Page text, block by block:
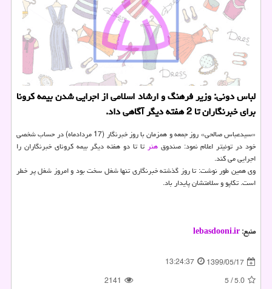
لباس دونی: وزیر فرهنگ و ارشاد اسلامی از اجرایی شدن بیمه كرونا
برای خبرنگاران تا 2 هفته دیگر آگاهی داد.
«سیدعباس صالحی» روز جمعه و همزمان با روز خبرنگار (17 مردادماه) در حساب شخصی
خود در توئیتر اعلام نمود: صندوقهنر تا تا دو هفته دیگر بیمه کرونای خبرنگاران را
اجرایی می کند.
وی همین طور نوشت: تا روز گذشته خبرنگاری تنها شغل سخت بود و امروز شغل پر خطر
است. تکاپو و سلامتشان پایدار باد.
منبع:lebasdooni.ir
1399/05/17
13:24:37
5.0
/
5
2141